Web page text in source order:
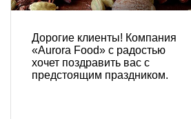
Дорогие клиенты! Компания
«Aurora Food» с радостью
хочет поздравить вас с
предстоящим праздником.